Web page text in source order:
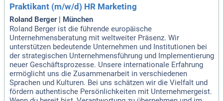
Praktikant (m/w/d) HR Marketing
Roland Berger | München
Roland Berger ist die führende europäische
Unternehmensberatung mit weltweiter Präsenz. Wir
unterstützen bedeutende Unternehmen und Institutionen bei
der strategischen Unternehmensführung und Implementierung
neuer Geschäftsprozesse. Unsere internationale Erfahrung
ermöglicht uns die Zusammenarbeit in verschiedenen
Sprachen und Kulturen. Bei uns schätzen wir die Vielfalt und
fördern authentische Persönlichkeiten mit Unternehmergeist.